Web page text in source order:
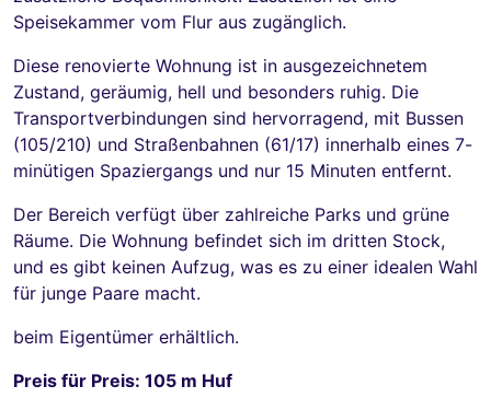
Speisekammer vom Flur aus zugänglich.
Diese renovierte Wohnung ist in ausgezeichnetem
Zustand, geräumig, hell und besonders ruhig. Die
Transportverbindungen sind hervorragend, mit Bussen
(105/210) und Straßenbahnen (61/17) innerhalb eines 7-
minütigen Spaziergangs und nur 15 Minuten entfernt.
Der Bereich verfügt über zahlreiche Parks und grüne
Räume. Die Wohnung befindet sich im dritten Stock,
und es gibt keinen Aufzug, was es zu einer idealen Wahl
für junge Paare macht.
beim Eigentümer erhältlich.
Preis für Preis: 105 m Huf